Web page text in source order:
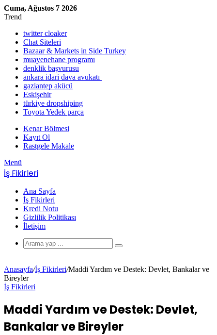
Cuma, Ağustos 7 2026
Trend
twitter cloaker
Chat Siteleri
Bazaar & Markets in Side Turkey
muayenehane programı
denklik başvurusu
ankara idari dava avukatı
gaziantep akücü
Eskişehir
türkiye dropshiping
Toyota Yedek parça
Kenar Bölmesi
Kayıt Ol
Rastgele Makale
Menü
İş Fikirleri
Ana Sayfa
İş Fikirleri
Kredi Notu
Gizlilik Politikası
İletişim
Anasayfa/İş Fikirleri/Maddi Yardım ve Destek: Devlet, Bankalar ve
Bireyler
İş Fikirleri
Maddi Yardım ve Destek: Devlet,
Bankalar ve Bireyler